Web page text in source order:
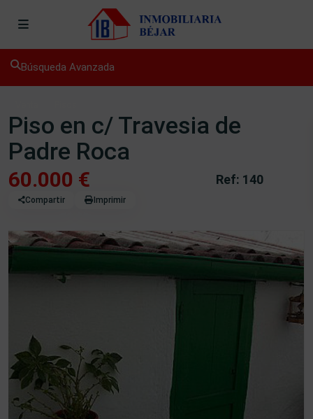
Búsqueda Avanzada
Piso en c/ Travesia de
Padre Roca
Ref: 140
60.000 €
Compartir Imprimir